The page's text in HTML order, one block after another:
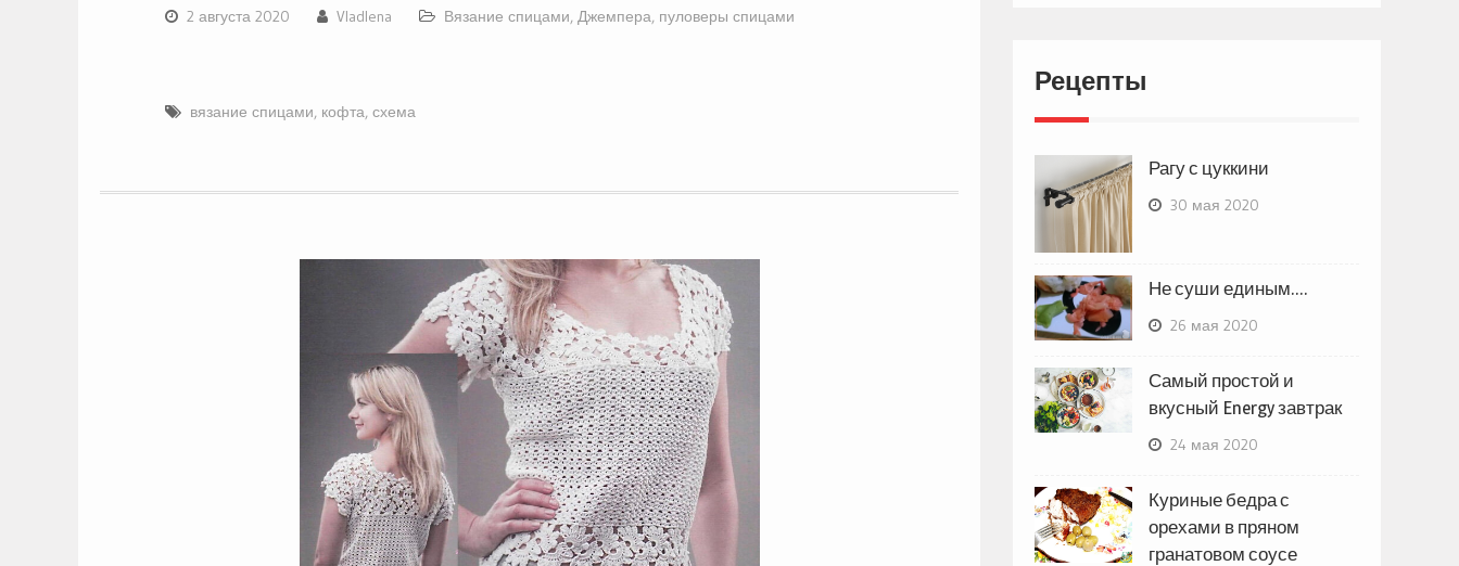
2 августа 2020 Vladlena Вязание спицами, Джемпера, пуловеры спицами
вязание спицами, кофта, схема
Рецепты
Рагу с цуккини
30 мая 2020
Не суши единым….
26 мая 2020
Самый простой и
вкусный Energy завтрак
24 мая 2020
Куриные бедра с
орехами в пряном
гранатовом соусе